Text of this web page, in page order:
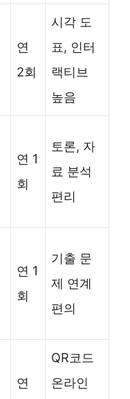
연
2회
시각 도
표, 인터
랙티브
높음
연 1
회
토론, 자
료 분석
편리
연 1
회
기출 문
제 연계
편의
연
QR코드
온라인